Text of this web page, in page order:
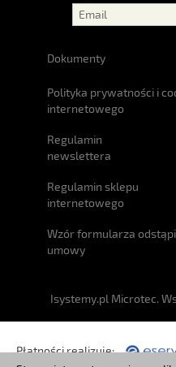
Dokumenty
Polityka prywatności i
internetowego
Regulamin
newslettera
Regulamin sklepu
internetowego
Wzór formularza
umowy
Isystemy.pl Microtec.
Płatności realizuje: